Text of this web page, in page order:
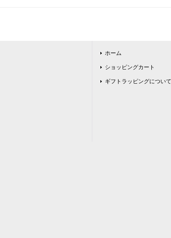
ホーム
ショッピングカート
ギフトラッピングについて